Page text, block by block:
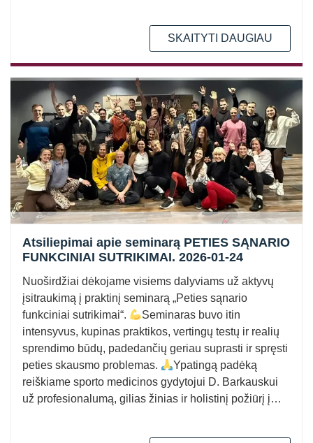
SKAITYTI DAUGIAU
Atsiliepimai apie seminarą PETIES SĄNARIO
FUNKCINIAI SUTRIKIMAI. 2026-01-24
Nuoširdžiai dėkojame visiems dalyviams už aktyvų
įsitraukimą į praktinį seminarą „Peties sąnario
funkciniai sutrikimai“.
Seminaras buvo itin
intensyvus, kupinas praktikos, vertingų testų ir realių
sprendimo būdų, padedančių geriau suprasti ir spręsti
peties skausmo problemas.
Ypatingą padėką
reiškiame sporto medicinos gydytojui D. Barkauskui
už profesionalumą, gilias žinias ir holistinį požiūrį į…